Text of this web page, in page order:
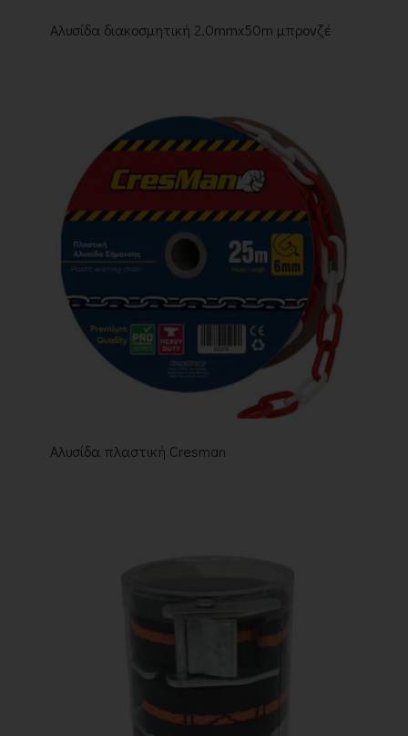
Αλυσίδα διακοσμητική 2.0mmx50m μπρονζέ
Αλυσίδα πλαστική Cresman